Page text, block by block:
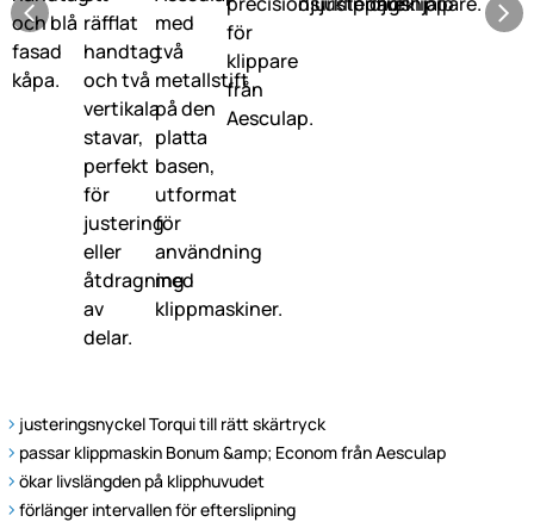
justeringsnyckel Torqui till rätt skärtryck
passar klippmaskin Bonum &amp; Econom från Aesculap
ökar livslängden på klipphuvudet
förlänger intervallen för efterslipning